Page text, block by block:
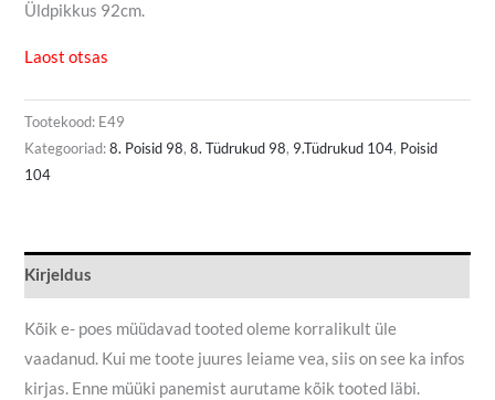
Üldpikkus 92cm.
Laost otsas
Tootekood: E49
Kategooriad:8. Poisid 98,8. Tüdrukud 98, 9.Tüdrukud 104, Poisid
104
Kirjeldus
Kõik e- poes müüdavad tooted oleme korralikult üle
vaadanud. Kui me toote juures leiame vea, siis on see ka infos
kirjas. Enne müüki panemist aurutame kõik tooted läbi.